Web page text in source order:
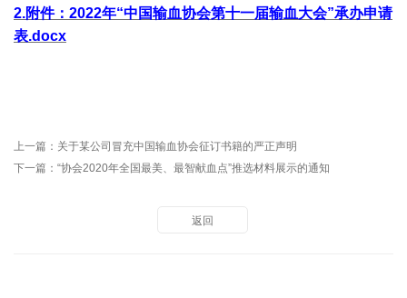
2.附件： 2022年“中国输血协会第十一届输血大会”承办申请
表.docx
上一篇： 关于某公司冒充中国输血协会征订书籍的严正声明
下一篇： “协会2020年全国最美、最智献血点”推选材料展示的通知
返回